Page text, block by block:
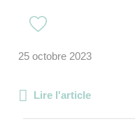
25 octobre 2023
Lire l'article